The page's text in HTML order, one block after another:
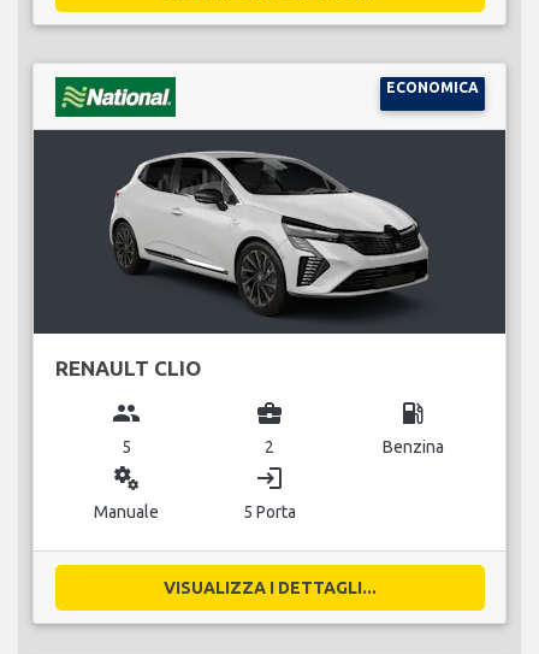
ECONOMICA
RENAULT CLIO
group
5
business_center
2
local_gas_station
Benzina
miscellaneous_services
Manuale
login
5 Porta
VISUALIZZA I DETTAGLI...